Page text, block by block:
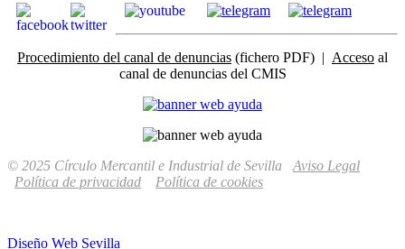
Procedimiento del canal de denuncias (fichero PDF) | Acceso al
canal de denuncias del CMIS
© 2025 Círculo Mercantil e Industrial de Sevilla Aviso Legal
Política de privacidad
Política de cookies
Diseño Web Sevilla